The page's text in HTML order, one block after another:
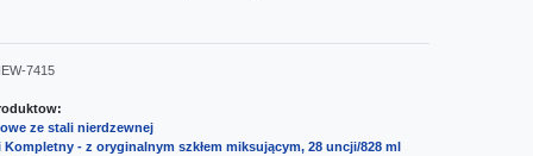
7415
ze stali nierdzewnej
- z oryginalnym szkłem miksującym, 28 uncji/828 ml